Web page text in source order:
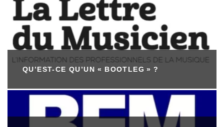
QU’EST-CE QU’UN « BOOTLEG » ?